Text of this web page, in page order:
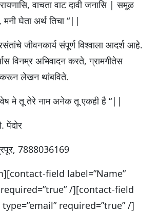
वाचता वाट दावी जनासि | समूळ
मनी घेता अर्थ तिचा “||
जीवनकार्य संपूर्ण विश्वाला आदर्श आहे.
विनम्र अभिवादन करते, ग्रामगीतेस
करून लेखन थांबविते.
मे तू तेरे नाम अनेक तू एकही है “||
पेंदोर
7888036169
field label=”Name”
required=”true” /][contact-field
type=”email” required=”true” /]